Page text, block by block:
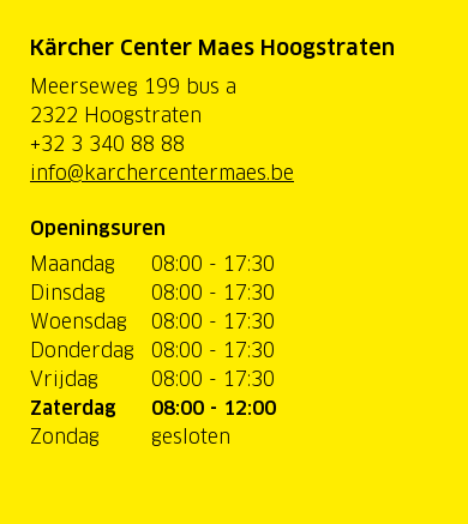
Kärcher Center Maes Hoogstraten
Meerseweg 199 bus a
2322 Hoogstraten
+32 3 340 88 88
info@karchercentermaes.be
Openingsuren
Maandag
08:00 - 17:30
Dinsdag
08:00 - 17:30
Woensdag
08:00 - 17:30
Donderdag
08:00 - 17:30
Vrijdag
08:00 - 17:30
Zaterdag
08:00 - 12:00
Zondag
gesloten